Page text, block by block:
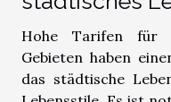
Hohe Tarifen für
Gebieten haben
das städtische